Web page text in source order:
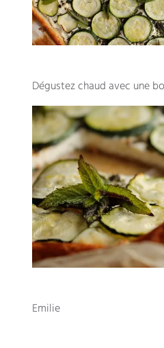
Dégustez chaud avec une
Emilie